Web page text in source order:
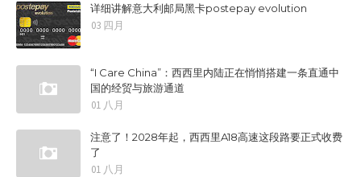
详细讲解意大利邮局黑卡postepay evolution
03 四月
“I Care China”：西西里内陆正在悄悄搭建一条直通中
国的经贸与旅游通道
01 八月
注意了！2028年起，西西里A18高速这段路要正式收费
了
01 八月